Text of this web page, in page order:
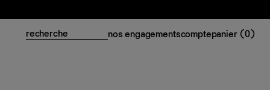
nos engagementscomptepanier (0)